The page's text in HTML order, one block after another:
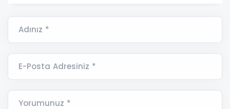
Adınız *
E-Posta Adresiniz *
Yorumunuz *